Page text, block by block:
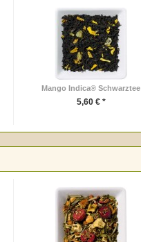
Mango Indica® Schwarztee
5,60 € *